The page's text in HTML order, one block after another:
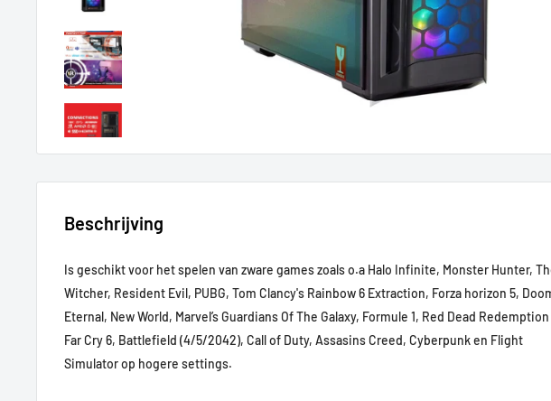
Beschrijving
Is geschikt voor het spelen van zware games zoals o.a Halo Infinite, Monster Hunter,
Witcher, Resident Evil, PUBG, Tom Clancy's Rainbow 6 Extraction, Forza horizon 5,
Eternal, New World, Marvel’s Guardians Of The Galaxy, Formule 1, Red Dead
Far Cry 6, Battlefield (4/5/2042), Call of Duty, Assasins Creed, Cyberpunk en Flight
Simulator op hogere settings.